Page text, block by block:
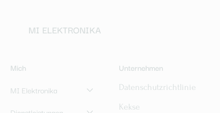
MI ELEKTRONIKA
Mich
MI Elektronika
Datenschutzrichtlinie
Unternehmen
Kekse